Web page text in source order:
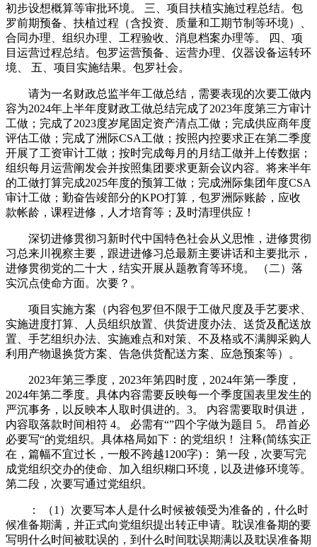
初步设想概算等审批环境。 三、项目扶植实施过程总结。包
罗前期预备、扶植过程（含投资、质量和工期节制等环境）、
合同办理、组织办理、工程验收、消息档案办理等。 四、项
目运营过程总结。包罗运营预备、运营办理、仪器设备运转环
境、 五、项目实施结果。包罗社会。
请为一名财政总监半年工做总结，需要表现的次要工做内
容为2024年上半年度财政工做总结完成了2023年度第三方审计
工做；完成了2023度岁尾固定资产清点工做；完成供应商年度
评估工做；完成了洲际CSA工做；按照内控要求正在第二季度
开展了工资审计工做；按时完成每月的月结工做并上传数据；
组织每月运营阐发会并按照集团要求更新会议内容。将来半年
的工做打算完成2025年度的预算工做；完成洲际集团年度CSA
审计工做；勤奋告竣部分的KPO打算，包罗洲际账龄，应收
款帐龄，课程进修，人才培育等；及时清理供应！
深切进修贯彻习新时代中国特色社会从义思惟，进修贯彻
习总来川视察主要，跟进进修习总最新主要讲话和主要批示，
进修贯彻党的二十大，结实开展从题教育等环境。 （二）落
实沉点使命方面。次要？。
项目实施方案（内容包罗但不限于工做尺度及手艺要求、
实施进度打算、人员组织放置、供货进度办法、送货及配送放
置、手艺组织办法、实施难点和对策、不及格或不满脚采购人
利用产物退换货方案、告急供货配送方案、应急预案等）。
2023年第三季度，2023年第四时度，2024年第一季度，
2024年第二季度。具体内容需要反映每一个季度国表里发生的
严沉事务，以反映本人取时俱进的。3。 内容需要取时俱进，
内容取落款时间相符 4。 必需有“”四个字做为题目 5。 昂首必
必要写“的党组织。具体格局如下：的党组织！ 注释(简练实正
在，篇幅不宜过长，一般不跨越1200字)： 第一段，次要写完
成党组织交办的使命、加入组织糊口环境，以及进修环境等。
第二段，次要写通过党组织。
： （1）次要写本人是什么时候被领受为准备的，什么时
候准备期满，并正式向党组织提出转正申请。耽误准备期的要
写明什么时间被耽误的，到什么时间耽误期满以及耽误准备期